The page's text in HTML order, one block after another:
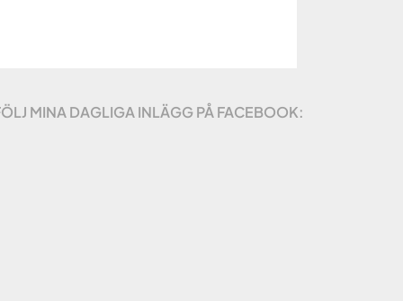
MINA DAGLIGA INLÄGG PÅ FACEBOOK: